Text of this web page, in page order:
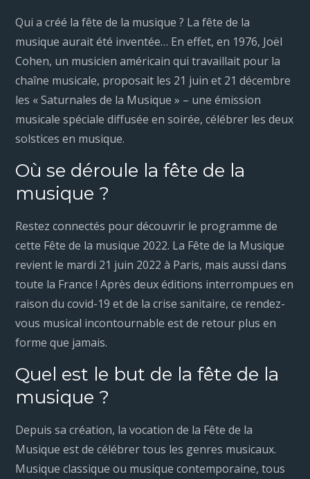
Qui a créé la fête de la musique ? La fête de la
musique aurait été inventée… En effet, en 1976, Joël
Cohen, un musicien américain qui travaillait pour la
chaîne musicale, proposait les 21 juin et 21 décembre
les « Saturnales de la Musique » – une émission
musicale spéciale diffusée en soirée, célébrer les deux
solstices en musique.
Où se déroule la fête de la
musique ?
Restez connectés pour découvrir le programme de
cette Fête de la musique 2022. La Fête de la Musique
revient le mardi 21 juin 2022 à Paris, mais aussi dans
toute la France ! Après deux éditions interrompues en
raison du covid-19 et de la crise sanitaire, ce rendez-
vous musical incontournable est de retour plus en
forme que jamais.
Quel est le but de la fête de la
musique ?
Depuis sa création, la vocation de la Fête de la
Musique est de célébrer tous les genres musicaux.
Musique classique ou musique contemporaine, tous